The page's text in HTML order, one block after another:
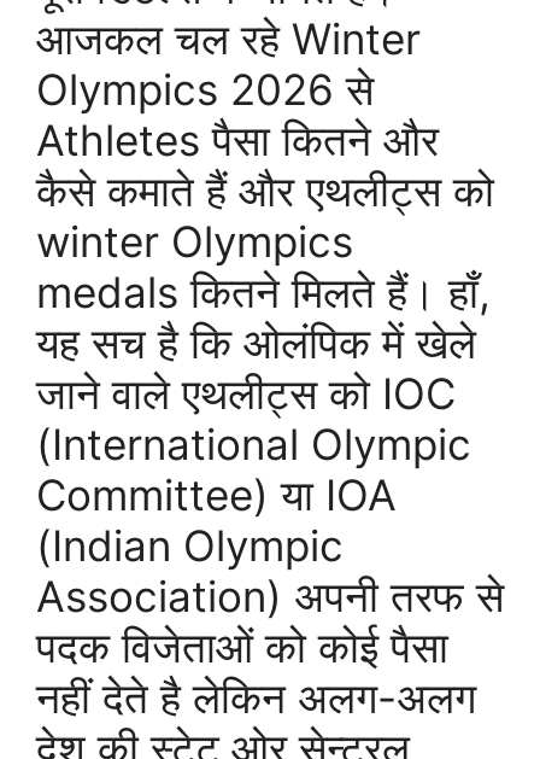
आजकल चल रहे Winter
Olympics 2026 से
Athletes पैसा कितने और
कैसे कमाते हैं और एथलीट्स को
winter Olympics
medals कितने मिलते हैं। हाँ,
यह सच है कि ओलंपिक में खेले
जाने वाले एथलीट्स को IOC
(International Olympic
Committee) या IOA
(Indian Olympic
Association) अपनी तरफ से
पदक विजेताओं को कोई पैसा
नहीं देते है लेकिन अलग-अलग
देश की स्टेट ओर सेन्ट्रल